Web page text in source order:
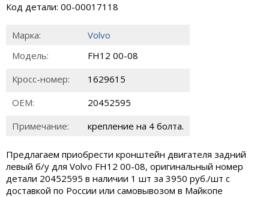
Код детали: 00-00017118
Марка:
Volvo
Модель:
FH12 00-08
Кросс-номер:
1629615
ОЕМ:
20452595
Примечание:
крепление на 4 болта.
Предлагаем приобрести кронштейн двигателя задний
левый б/у для Volvo FH12 00-08, оригинальный номер
детали 20452595 в наличии 1 шт за 3950 руб./шт с
доставкой по России или самовывозом в Майкопе